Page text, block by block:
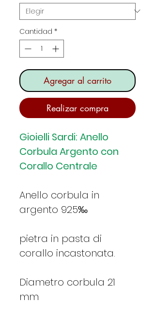
Cantidad *
Agregar al carrito
Realizar compra
Gioielli Sardi: Anello
Corbula Argento con
Corallo Centrale
Anello corbula in
argento 925‰
pietra in pasta di
corallo incastonata.
Diametro corbula 21
mm